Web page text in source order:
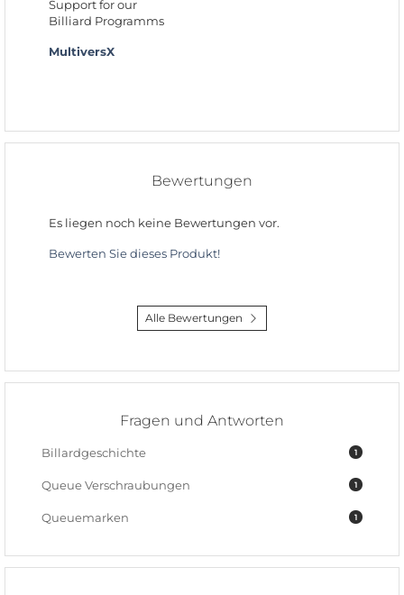
Support for our
Billiard Programms
MultiversX
Bewertungen
Es liegen noch keine Bewertungen vor.
Bewerten Sie dieses Produkt!
Alle Bewertungen
Fragen und Antworten
1
Billardgeschichte
1
Queue Verschraubungen
1
Queuemarken